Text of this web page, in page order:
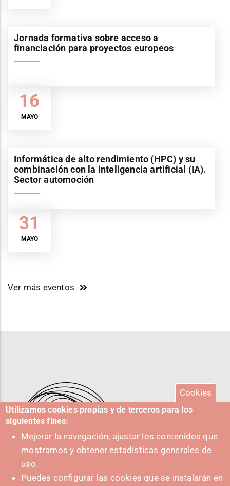
16
MAYO
Jornada formativa sobre acceso a
financiación para proyectos europeos
31
MAYO
Informática de alto rendimiento (HPC) y su
combinación con la inteligencia artificial (IA).
Sector automoción
Ver más eventos
Cookies
Utilizamos cookies propias y de terceros para los
siguientes fines:
Mejorar la navegación, ajustar los contenidos que
mostramos y obtener estadísticas generales de
uso.
Puedes configurar las cookies que se instalarán en